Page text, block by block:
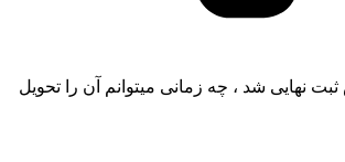
نهایی شد ، چه زمانی میتوانم آن را تحویل